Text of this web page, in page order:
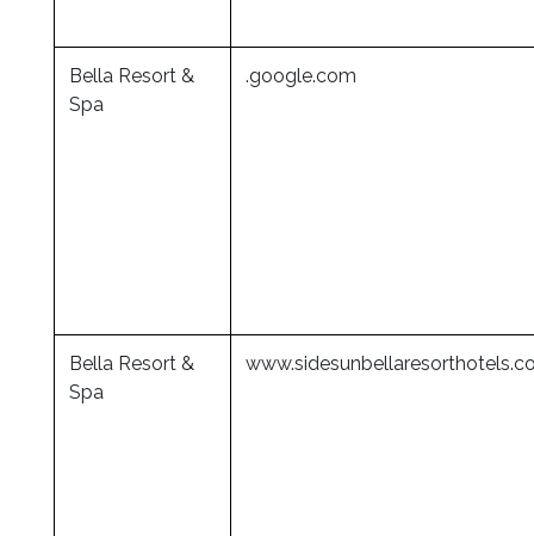
Bella Resort &
Spa
.google.com
Bella Resort &
Spa